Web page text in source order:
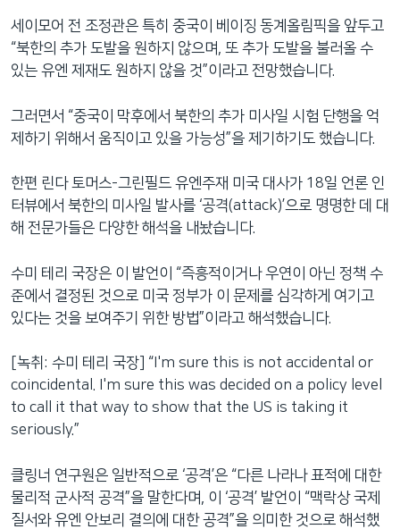
세이모어 전 조정관은 특히 중국이 베이징 동계올림픽을 앞두고
“북한의 추가 도발을 원하지 않으며, 또 추가 도발을 불러올 수
있는 유엔 제재도 원하지 않을 것”이라고 전망했습니다.
그러면서 “중국이 막후에서 북한의 추가 미사일 시험 단행을 억
제하기 위해서 움직이고 있을 가능성”을 제기하기도 했습니다.
한편 린다 토머스-그린필드 유엔주재 미국 대사가 18일 언론 인
터뷰에서 북한의 미사일 발사를 ‘공격(attack)’으로 명명한 데 대
해 전문가들은 다양한 해석을 내놨습니다.
수미 테리 국장은 이 발언이 “즉흥적이거나 우연이 아닌 정책 수
준에서 결정된 것으로 미국 정부가 이 문제를 심각하게 여기고
있다는 것을 보여주기 위한 방법”이라고 해석했습니다.
[녹취: 수미 테리 국장] “I'm sure this is not accidental or
coincidental. I'm sure this was decided on a policy level
to call it that way to show that the US is taking it
seriously.”
클링너 연구원은 일반적으로 ‘공격’은 “다른 나라나 표적에 대한
물리적 군사적 공격”을 말한다며, 이 ‘공격’ 발언이 “맥락상 국제
질서와 유엔 안보리 결의에 대한 공격”을 의미한 것으로 해석했